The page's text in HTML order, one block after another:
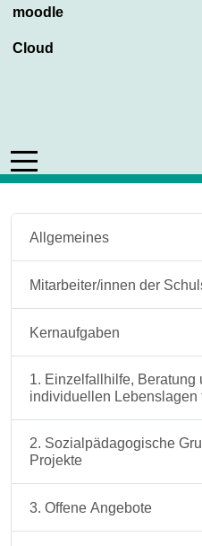
moodle
Cloud
Mobile Menu Toggle
Allgemeines
Mitarbeiter/innen der
Kernaufgaben
1. Einzelfallhilfe, Beratung
individuellen Lebenslagen
2. Sozialpädagogische
Projekte
3. Offene Angebote